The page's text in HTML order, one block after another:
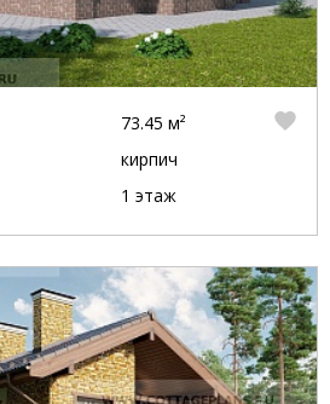
73.45 м²
кирпич
1 этаж